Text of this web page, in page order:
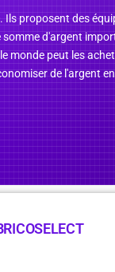
proposent des
d'argent
monde peut les
de l'argent